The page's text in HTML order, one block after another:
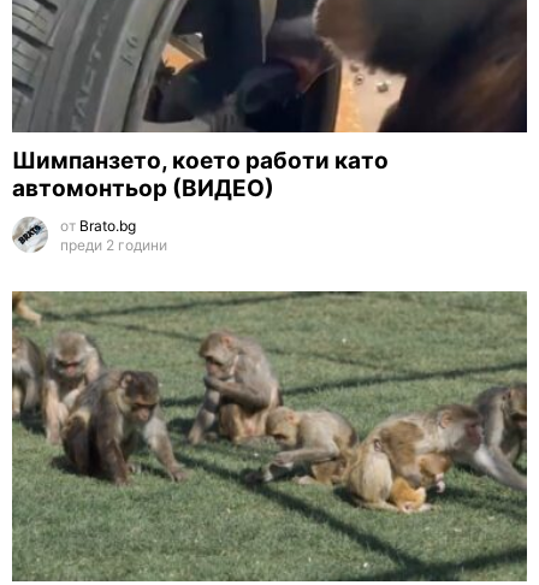
Шимпанзето, което работи като
автомонтьор (ВИДЕО)
от Brato.bg
преди 2 години